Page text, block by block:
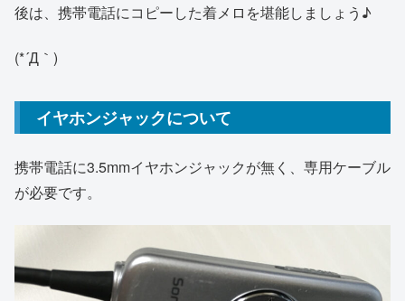
後は、携帯電話にコピーした着メロを堪能しましょう♪
(*´Д｀)
イヤホンジャックについて
携帯電話に3.5mmイヤホンジャックが無く、専用ケーブル
が必要です。